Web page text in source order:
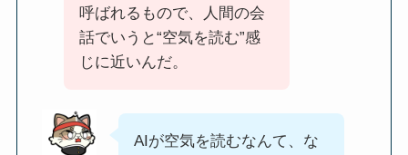
呼ばれるもので、人間の会
話でいうと“空気を読む”感
じに近いんだ。
AIが空気を読むなんて、な